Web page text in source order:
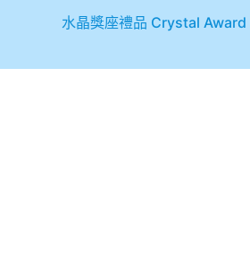
水晶獎座禮品 Crystal